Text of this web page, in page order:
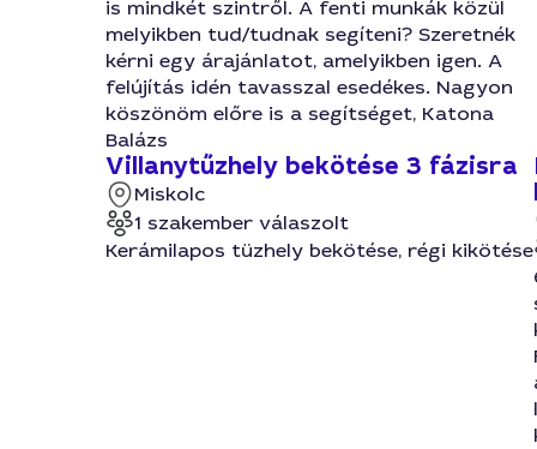
is mindkét szintről. A fenti munkák közül
melyikben tud/tudnak segíteni? Szeretnék
kérni egy árajánlatot, amelyikben igen. A
felújítás idén tavasszal esedékes. Nagyon
köszönöm előre is a segítséget, Katona
Balázs
Villanytűzhely bekötése 3 fázisra
Miskolc
1 szakember válaszolt
Kerámilapos tüzhely bekötése, régi kikötése